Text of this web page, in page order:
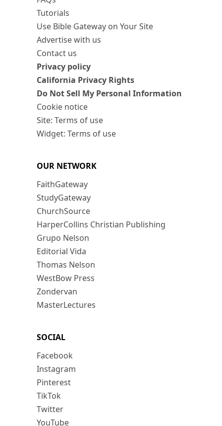
Tutorials
Use Bible Gateway on Your Site
Advertise with us
Contact us
Privacy policy
California Privacy Rights
Do Not Sell My Personal Information
Cookie notice
Site: Terms of use
Widget: Terms of use
OUR NETWORK
FaithGateway
StudyGateway
ChurchSource
HarperCollins Christian Publishing
Grupo Nelson
Editorial Vida
Thomas Nelson
WestBow Press
Zondervan
MasterLectures
SOCIAL
Facebook
Instagram
Pinterest
TikTok
Twitter
YouTube